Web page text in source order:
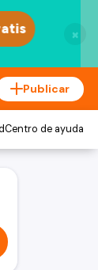
×
Publicar
Centro de ayuda